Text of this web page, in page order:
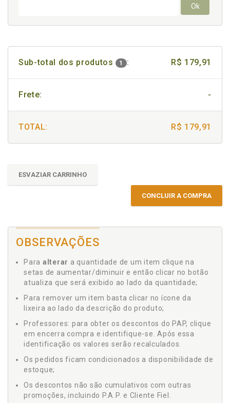
Ok
Sub-total dos produtos 1 : R$ 179,91
Frete: -
TOTAL: R$ 179,91
ESVAZIAR CARRINHO
CONCLUIR A COMPRA
OBSERVAÇÕES
Para alterar a quantidade de um item clique na
setas de aumentar/diminuir e então clicar no botão
atualiza que será exibido ao lado da quantidade;
Para remover um item basta clicar no ícone da
lixeira ao lado da descrição do produto;
Professores: para obter os descontos do PAP, clique
em encerra compra e identifique-se. Após essa
identificação os valores serão recalculados.
Os pedidos ficam condicionados a disponibilidade de
estoque;
Os descontos não são cumulativos com outras
promoções, incluindo P.A.P. e Cliente Fiel.